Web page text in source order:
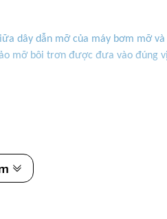
dây dẫn mỡ của máy bơm mỡ
mỡ bôi trơn được đưa vào đúng